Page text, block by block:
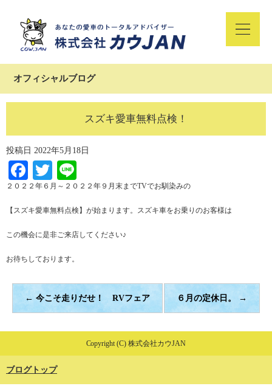
オフィシャルブログ
スズキ愛車無料点検！
投稿日 2022年5月18日
Facebook
Twitter
２０２２年６月～２０２２年９月末までTVでお馴染みの
【スズキ愛車無料点検】が始まります。スズキ車をお乗りのお客様は
この機会に是非ご来店してください♪
お待ちしております。
← 今こそ走りだせ！ RVフェア ６月の定休日。 →
Copyright (C) 株式会社カウJAN
ブログトップ